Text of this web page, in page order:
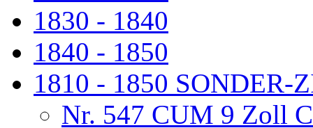
1830 - 1840
1840 - 1850
1810 - 1850 SONDER-
Nr. 547 CUM 9 Zoll